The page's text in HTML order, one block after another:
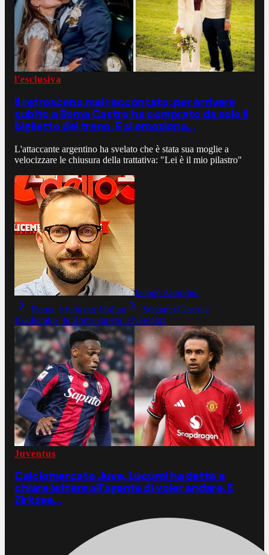
l'esclusiva
Il retroscena mai raccontato: per arrivare
subito a Roma Castro ha comprato da solo il
biglietto del treno. E si emoziona...
L'attaccante argentino ha svelato che è stata sua moglie a
velocizzare le chiusura della trattativa: "Lei è il mio pilastro"
Jacopo Aliprandi
Roma, è fatta per Molina
Segnano Castro e
Koulierakis, la Roma supera il Newport
Juventus
Calciomercato Juve, Lucumi ha detto a
chiare lettere all'agente di voler andare. E
Zirkzee...